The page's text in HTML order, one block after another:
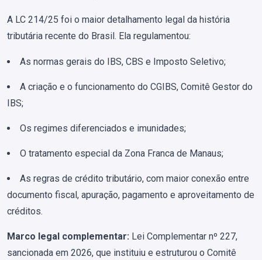
A LC 214/25 foi o maior detalhamento legal da história
tributária recente do Brasil. Ela regulamentou:
As normas gerais do IBS, CBS e Imposto Seletivo;
A criação e o funcionamento do CGIBS, Comitê Gestor do
IBS;
Os regimes diferenciados e imunidades;
O tratamento especial da Zona Franca de Manaus;
As regras de crédito tributário, com maior conexão entre
documento fiscal, apuração, pagamento e aproveitamento de
créditos.
Marco legal complementar: Lei Complementar nº 227,
sancionada em 2026, que instituiu e estruturou o Comitê